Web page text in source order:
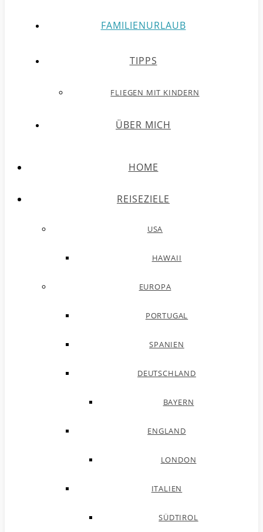
FAMILIENURLAUB
TIPPS
FLIEGEN MIT KINDERN
ÜBER MICH
HOME
REISEZIELE
USA
HAWAII
EUROPA
PORTUGAL
SPANIEN
DEUTSCHLAND
BAYERN
ENGLAND
LONDON
ITALIEN
SÜDTIROL